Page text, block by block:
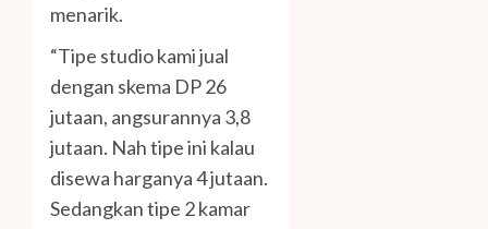
menarik.
“Tipe studio kami jual
dengan skema DP 26
jutaan, angsurannya 3,8
jutaan. Nah tipe ini kalau
disewa harganya 4 jutaan.
Sedangkan tipe 2 kamar